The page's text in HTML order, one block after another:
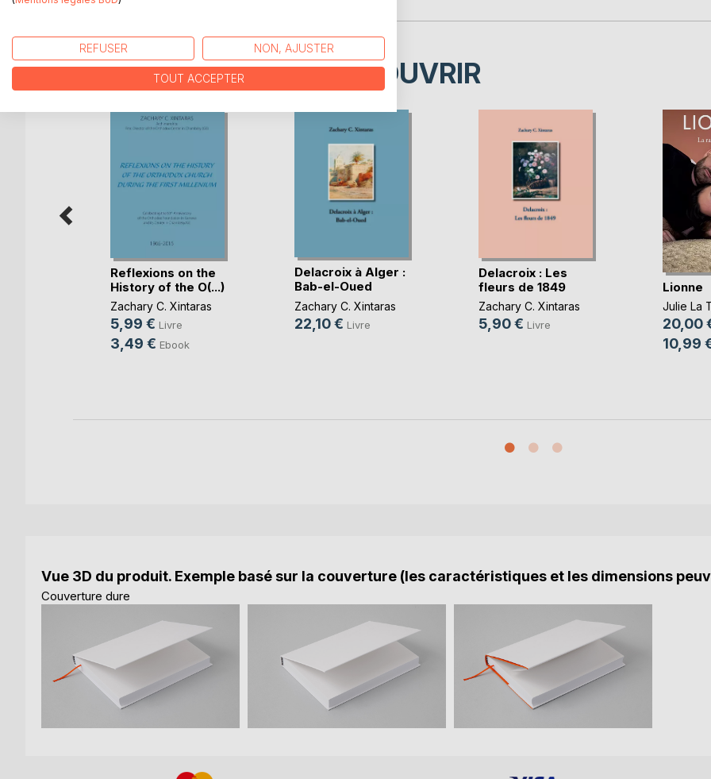
D’AUTRES TITRES À DÉCOUVRIR
Reflexions on the
History of the O(...)
Zachary C. Xintaras
5,99 € Livre
3,49 € Ebook
Delacroix à Alger :
Bab-el-Oued
Zachary C. Xintaras
22,10 € Livre
Delacroix : Les
fleurs de 1849
Zachary C. Xintaras
5,90 € Livre
Lionne
Julie La
20,00
10,99
Vue 3D du produit. Exemple basé sur la couverture (les caractéristiques et les dimensions
Couverture dure
REFUSER NON, AJUSTER
TOUT ACCEPTER